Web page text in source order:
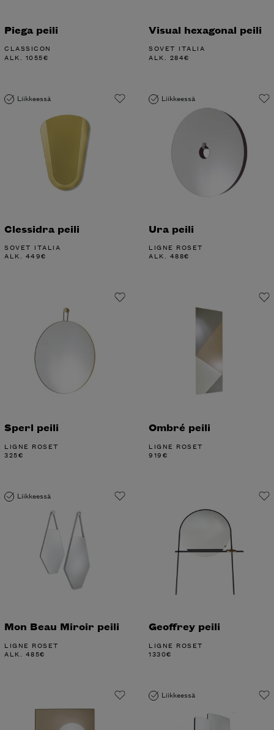
Piega peili
CLASSICON
ALK. 1055€
Visual hexagonal peili
SOVET ITALIA
ALK. 284€
Liikkeessä
Clessidra peili
SOVET ITALIA
ALK. 449€
Liikkeessä
Ura peili
LIGNE ROSET
ALK. 488€
Sperl peili
LIGNE ROSET
325€
Ombré peili
LIGNE ROSET
919€
Liikkeessä
Mon Beau Miroir peili
LIGNE ROSET
ALK. 485€
Geoffrey peili
LIGNE ROSET
1330€
Liikkeessä